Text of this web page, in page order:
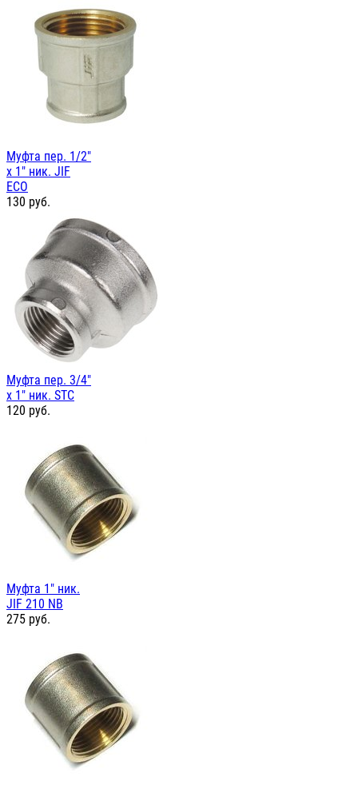
Муфта пер. 1/2"
х 1" ник. JIF
ЕСО
130 руб.
Муфта пер. 3/4"
х 1" ник. STC
120 руб.
Муфта 1" ник.
JIF 210 NB
275 руб.